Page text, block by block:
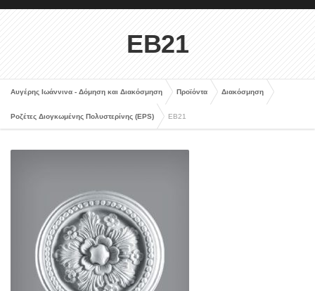
EB21
Αυγέρης Ιωάννινα - Δόμηση και Διακόσμηση Προϊόντα Διακόσμηση
Ροζέτες Διογκωμένης Πολυστερίνης (EPS) EB21